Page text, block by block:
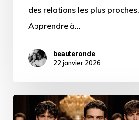
des relations les plus proches.
Apprendre à…
beauteronde
22 janvier 2026